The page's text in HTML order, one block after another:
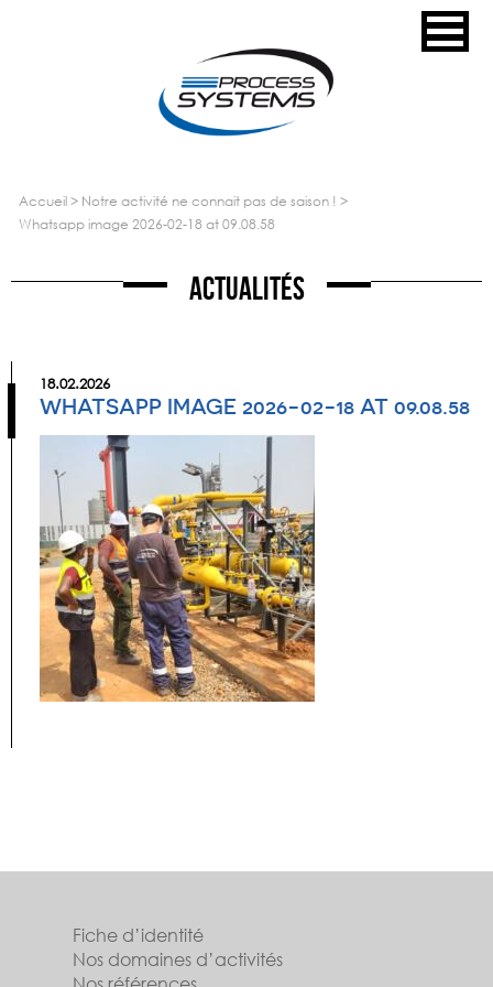
accueil> notre activité ne connait pas de saison ! >
whatsapp image 2026-02-18 at 09.08.58
Actualités
18.02.2026
WHATSAPP IMAGE 2026-02-18 AT 09.08.58
Fiche d’identité
Nos domaines d’activités